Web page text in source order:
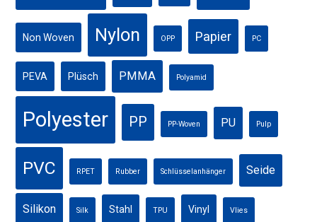
Non Woven Nylon OPP Papier PC
PEVA Plüsch PMMA Polyamid
Polyester PP PP-Woven PU Pulp
PVC RPET Rubber Schlüsselanhänger Seide
Silikon Silk Stahl TPU Vinyl Vlies